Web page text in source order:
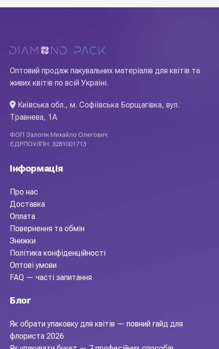
Оптовий продаж пакувальних матеріалів для квітів та
живих квітів по всій Україні.
Київська обл., м. Софіївська Борщагівка, вул.
Травнева, 1А
ФОП Залогін Михайло Олегович
ЄДРПОУ/ІПН: 3281001713
Інформація
Про нас
Доставка
Оплата
Повернення та обмін
Знижки
Політика конфіденційності
Оптові умови
FAQ — часті запитання
Блог
Як обрати упаковку для квітів — повний гайд для
флориста 2026